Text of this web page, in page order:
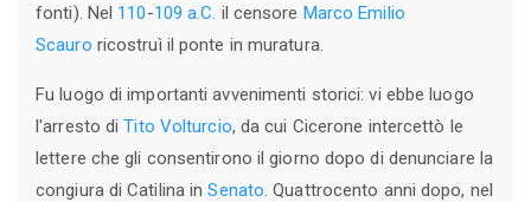
fonti). Nel 110-109 a.C. il censore Marco Emilio
Scauro ricostruì il ponte in muratura.
Fu luogo di importanti avvenimenti storici: vi ebbe luogo
l'arresto diTito Volturcio, da cui Cicerone intercettò le
lettere che gli consentirono il giorno dopo di denunciare la
congiura di Catilina inSenato . Quattrocento anni dopo, nel